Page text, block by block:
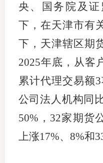
央、国务院及
下，在天津市有
下，天津辖区期
2025年底，从客
累计代理交易额
公司法人机构同
50%，32家期货
上涨17%、8%和